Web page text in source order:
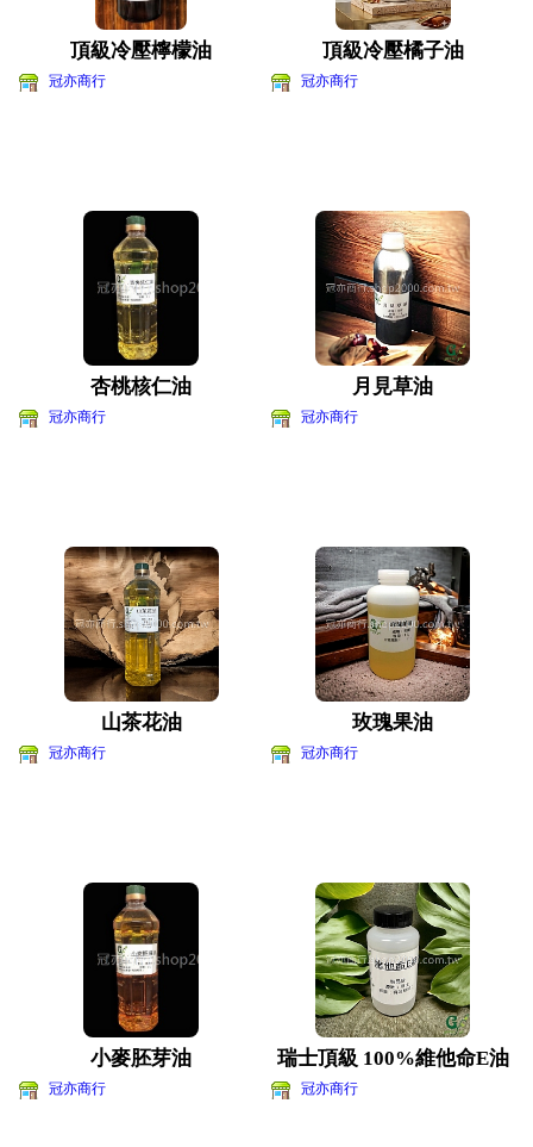
頂級冷壓檸檬油
冠亦商行
頂級冷壓橘子油
冠亦商行
杏桃核仁油
冠亦商行
月見草油
冠亦商行
山茶花油
冠亦商行
玫瑰果油
冠亦商行
小麥胚芽油
冠亦商行
瑞士頂級 100%維他命E油
冠亦商行